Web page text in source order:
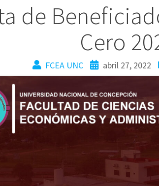
de
Cero
FCEA UNC abril 27, 2022